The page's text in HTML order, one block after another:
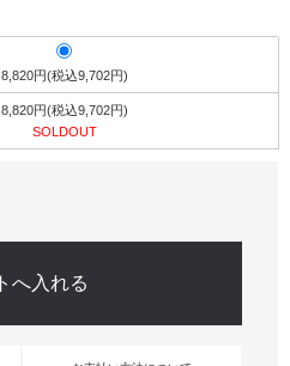
8,820円(税込9,702円)
8,820円(税込9,702円)
SOLDOUT